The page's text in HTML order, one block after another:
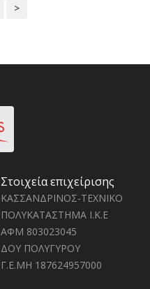
>
Στοιχεία επιχείρισης
ΚΑΣΣΑΝΔΡΙΝΟΣ-ΤΕΧΝΙΚΟ
ΠΟΛΥΚΑΤΑΣΤΗΜΑ Ι.Κ.Ε
ΑΦΜ 803023045
ΔΟΥ ΠΟΛΥΓΥΡΟΥ
Γ.Ε.ΜΗ 187624957000